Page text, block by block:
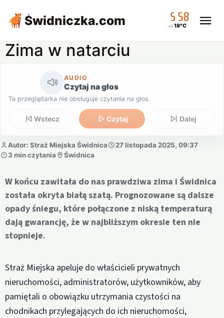
Świdniczka.com 05:58
18°C
Zima w natarciu
AUDIO
Czytaj na głos
Ta przeglądarka nie obsługuje czytania na głos.
Wstecz Czytaj Dalej
Autor: Straż Miejska Świdnica
27 listopada 2025, 09:37
3 min czytania
Świdnica
W końcu zawitała do nas prawdziwa zima i Świdnica
została okryta białą szatą. Prognozowane są dalsze
opady śniegu, które połączone z niską temperaturą
dają gwarancję, że w najbliższym okresie ten nie
stopnieje.
Straż Miejska apeluje do właścicieli prywatnych
nieruchomości, administratorów, użytkowników, aby
pamiętali o obowiązku utrzymania czystości na
chodnikach przylegających do ich nieruchomości,